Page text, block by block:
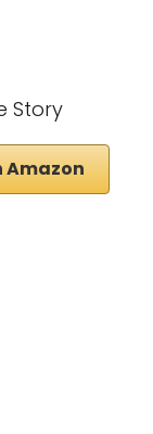
Story
Amazon